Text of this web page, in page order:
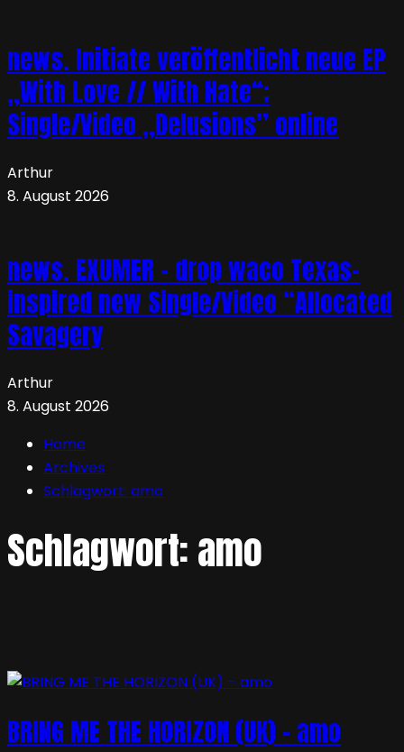
news. Initiate veröffentlicht neue EP
„With Love // With Hate“;
Single/Video „Delusions” online
Arthur
8. August 2026
news. EXUMER – drop waco Texas-
inspired new Single/Video “Allocated
Savagery
Arthur
8. August 2026
Home
Archives
Schlagwort: amo
Schlagwort:amo
BRING ME THE HORIZON (UK) – amo